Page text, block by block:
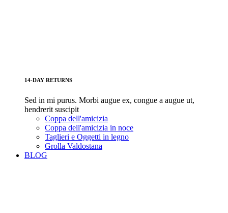
14-DAY RETURNS
Sed in mi purus. Morbi augue ex, congue a augue ut,
hendrerit suscipit
Coppa dell'amicizia
Coppa dell'amicizia in noce
Taglieri e Oggetti in legno
Grolla Valdostana
BLOG